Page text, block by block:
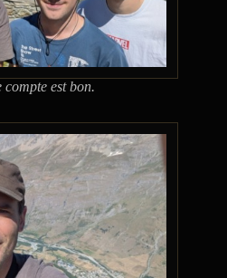
est bon.